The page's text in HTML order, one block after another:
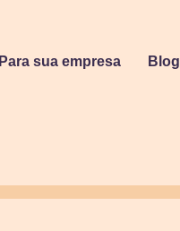
Para sua empresa Blog